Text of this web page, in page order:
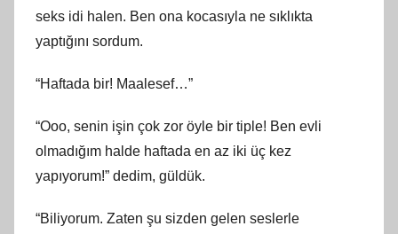
seks idi halen. Ben ona kocasıyla ne sıklıkta
yaptığını sordum.
“Haftada bir! Maalesef…”
“Ooo, senin işin çok zor öyle bir tiple! Ben evli
olmadığım halde haftada en az iki üç kez
yapıyorum!” dedim, güldük.
“Biliyorum. Zaten şu sizden gelen seslerle